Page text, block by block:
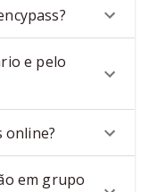
e pelo
online?
em grupo